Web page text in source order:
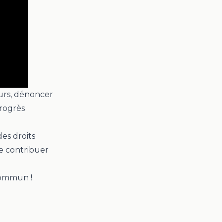
dénoncer
droits
contribuer
!